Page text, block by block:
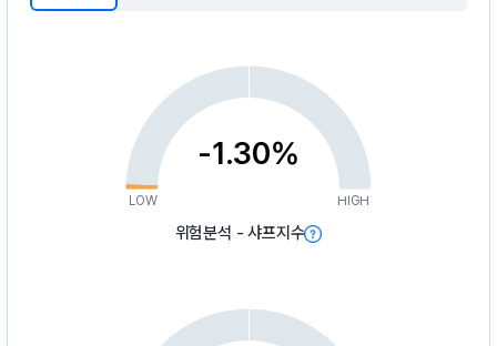
-1.30%
LOW HIGH
위험분석 - 샤프지수